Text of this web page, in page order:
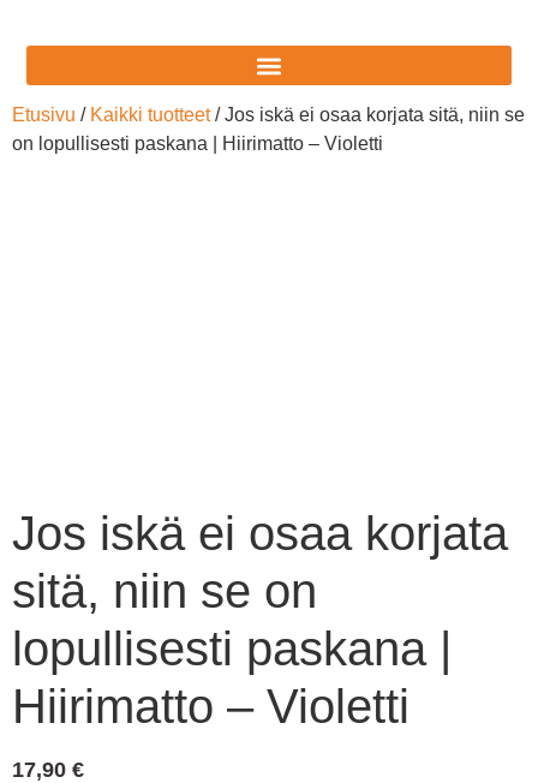
Etusivu / Kaikki tuotteet/ Jos iskä ei osaa korjata sitä, niin se
on lopullisesti paskana | Hiirimatto – Violetti
Jos iskä ei osaa korjata
sitä, niin se on
lopullisesti paskana |
Hiirimatto – Violetti
17,90 €